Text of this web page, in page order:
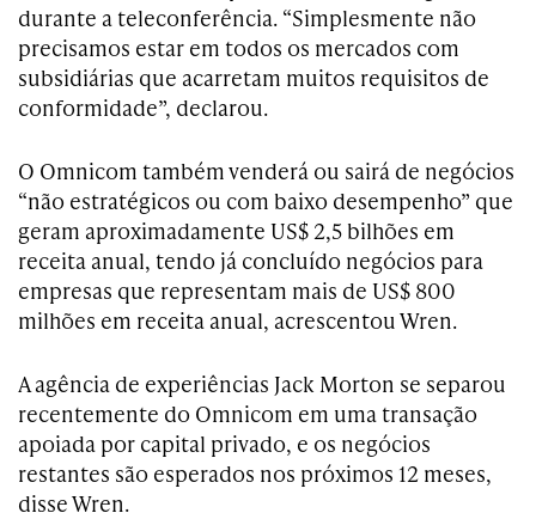
durante a teleconferência. “Simplesmente não
precisamos estar em todos os mercados com
subsidiárias que acarretam muitos requisitos de
conformidade”, declarou.
O Omnicom também venderá ou sairá de negócios
“não estratégicos ou com baixo desempenho” que
geram aproximadamente US$ 2,5 bilhões em
receita anual, tendo já concluído negócios para
empresas que representam mais de US$ 800
milhões em receita anual, acrescentou Wren.
A agência de experiências Jack Morton se separou
recentemente do Omnicom em uma transação
apoiada por capital privado, e os negócios
restantes são esperados nos próximos 12 meses,
disse Wren.